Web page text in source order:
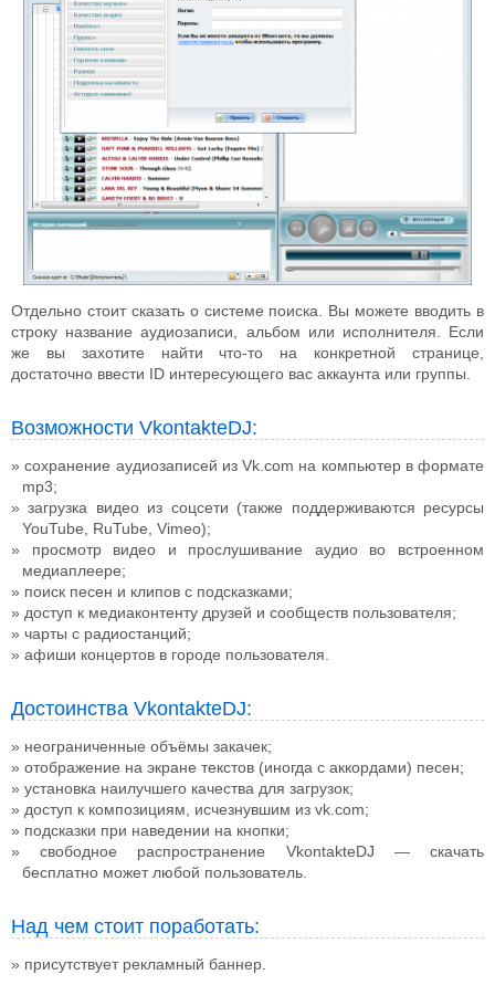
Отдельно стоит сказать о системе поиска. Вы можете вводить в
строку название аудиозаписи, альбом или исполнителя. Если
же вы захотите найти что-то на конкретной странице,
достаточно ввести ID интересующего вас аккаунта или группы.
Возможности VkontakteDJ:
сохранение аудиозаписей из Vk.com на компьютер в формате
mp3;
загрузка видео из соцсети (также поддерживаются ресурсы
YouTube, RuTube, Vimeo);
просмотр видео и прослушивание аудио во встроенном
медиаплеере;
поиск песен и клипов с подсказками;
доступ к медиаконтенту друзей и сообществ пользователя;
чарты с радиостанций;
афиши концертов в городе пользователя.
Достоинства VkontakteDJ:
неограниченные объёмы закачек;
отображение на экране текстов (иногда с аккордами) песен;
установка наилучшего качества для загрузок;
доступ к композициям, исчезнувшим из vk.com;
подсказки при наведении на кнопки;
свободное распространение VkontakteDJ — скачать
бесплатно может любой пользователь.
Над чем стоит поработать:
присутствует рекламный баннер.